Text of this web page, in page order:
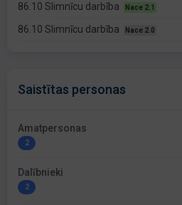
86.10 Slimnīcu darbība Nace 2.1
86.10 Slimnīcu darbība Nace 2.0
Saistītas personas
Amatpersonas
2
Dalībnieki
2